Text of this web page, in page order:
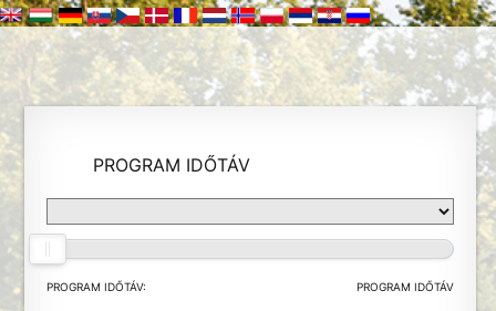
PROGRAM IDŐTÁV
PROGRAM IDŐTÁV: PROGRAM IDŐTÁV